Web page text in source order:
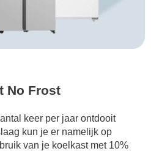
No Frost
keer per jaar ontdooit
kun je er namelijk op
van je koelkast met 10%